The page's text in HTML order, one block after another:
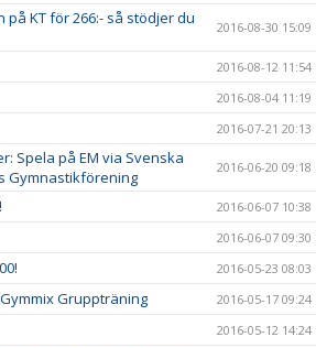
KT för 266:- så stödjer du
2016-08-30 15:09
2016-08-12 11:54
2016-08-04 11:19
2016-07-21 20:13
Spela på EM via Svenska
Gymnastikförening
2016-06-20 09:18
2016-06-07 10:38
2016-06-07 09:30
2016-05-23 08:03
Gruppträning 2016-05-17 09:24
2016-05-12 14:24